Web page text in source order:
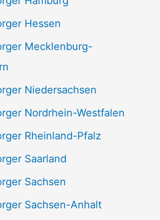
Hessen
Mecklenburg-
Niedersachsen
Nordrhein-Westfalen
Rheinland-Pfalz
Saarland
Sachsen
Sachsen-Anhalt